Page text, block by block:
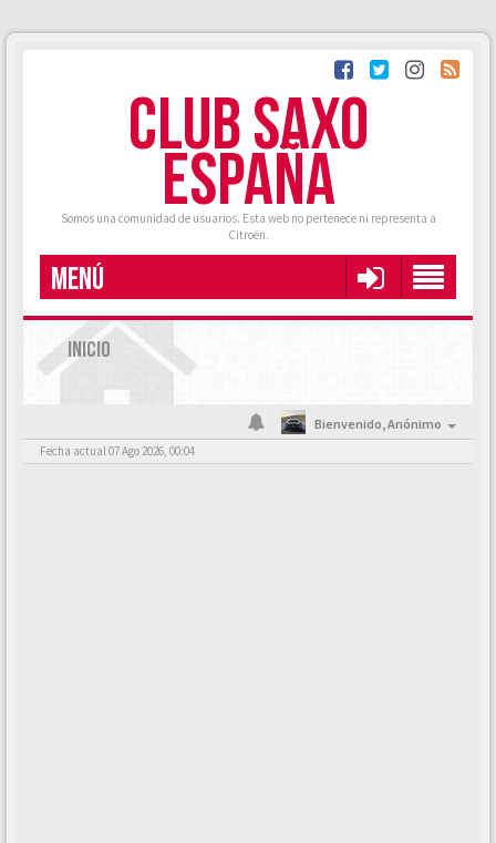
CLUB SAXO
ESPAÑA
Somos una comunidad de usuarios. Esta web no pertenece ni representa a
Citroën.
MENÚ
INICIO
Bienvenido,Anónimo
Fecha actual 07 Ago 2026, 00:04